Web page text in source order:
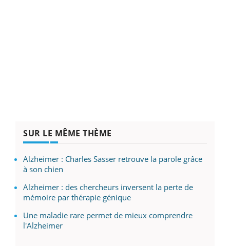
SUR LE MÊME THÈME
Alzheimer : Charles Sasser retrouve la parole grâce
à son chien
Alzheimer : des chercheurs inversent la perte de
mémoire par thérapie génique
Une maladie rare permet de mieux comprendre
l'Alzheimer